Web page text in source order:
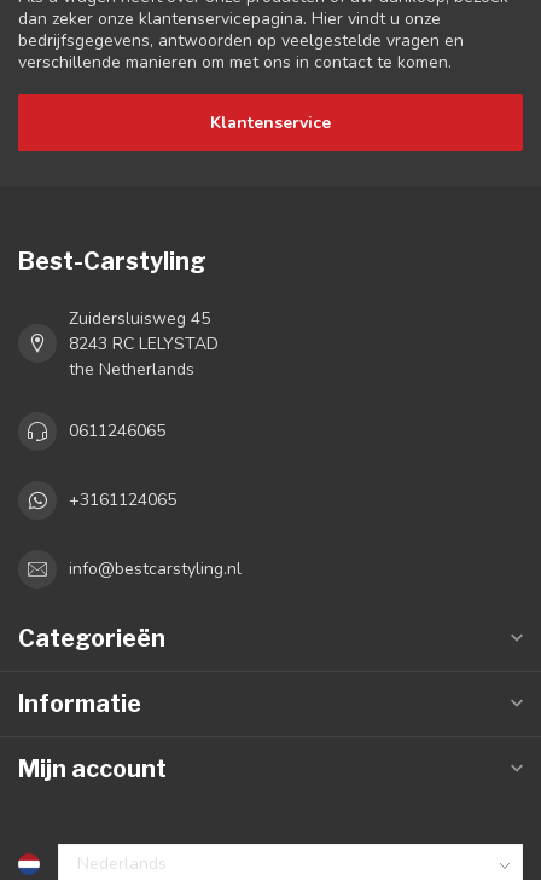
dan zeker onze klantenservicepagina. Hier vindt u onze
bedrijfsgegevens, antwoorden op veelgestelde vragen en
verschillende manieren om met ons in contact te komen.
Klantenservice
Best-Carstyling
Zuidersluisweg 45
8243 RC LELYSTAD
the Netherlands
0611246065
+3161124065
info@bestcarstyling.nl
Categorieën
Informatie
Mijn account